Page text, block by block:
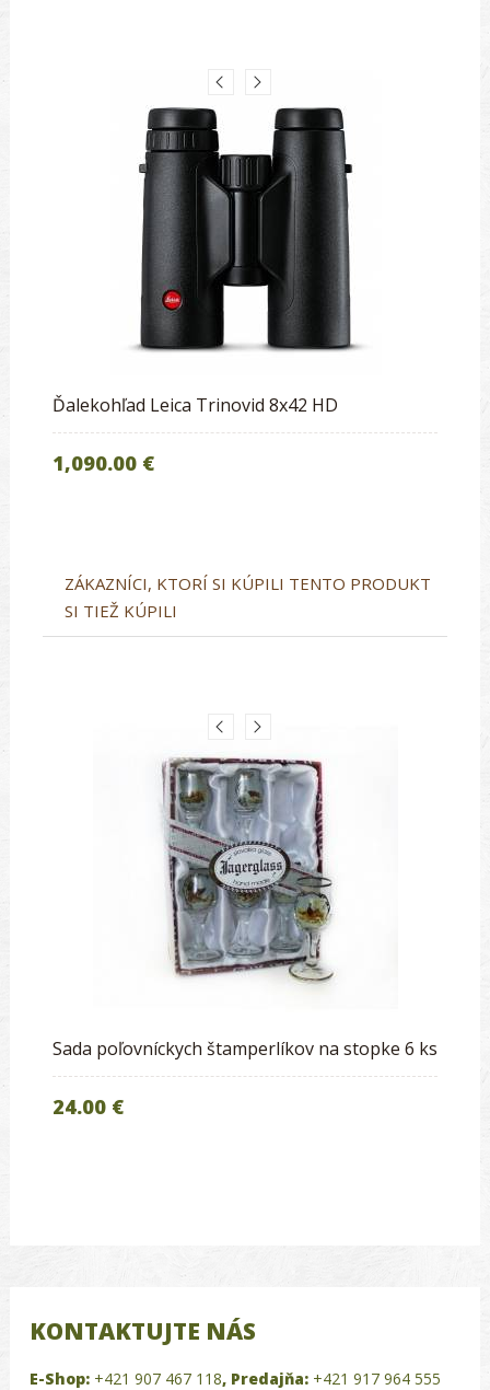
Ďalekohľad Leica Trinovid 8x42 HD
1,090.00 €
ZÁKAZNÍCI, KTORÍ SI KÚPILI TENTO PRODUKT
SI TIEŽ KÚPILI
Sada poľovníckych štamperlíkov na stopke 6 ks
24.00 €
KONTAKTUJTE NÁS
E-Shop: +421 907 467 118, Predajňa: +421 917 964 555